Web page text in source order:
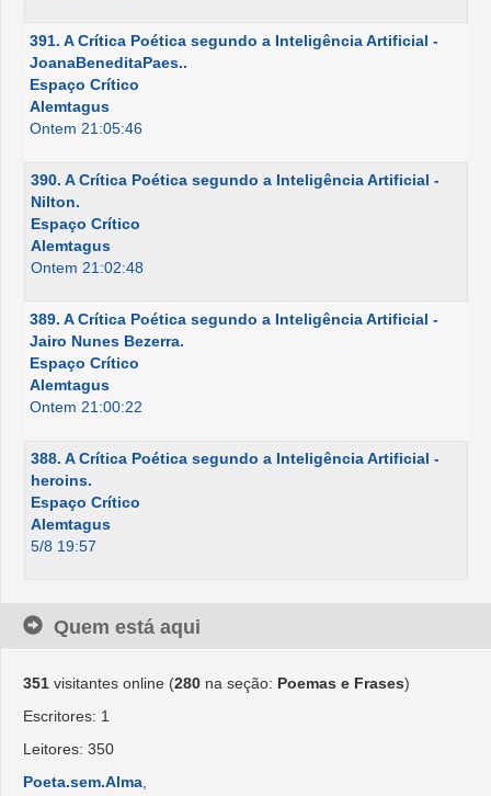
391. A Crítica Poética segundo a Inteligência Artificial -
JoanaBeneditaPaes..
Espaço Crítico
Alemtagus
Ontem 21:05:46
390. A Crítica Poética segundo a Inteligência Artificial -
Nilton.
Espaço Crítico
Alemtagus
Ontem 21:02:48
389. A Crítica Poética segundo a Inteligência Artificial -
Jairo Nunes Bezerra.
Espaço Crítico
Alemtagus
Ontem 21:00:22
388. A Crítica Poética segundo a Inteligência Artificial -
heroins.
Espaço Crítico
Alemtagus
5/8 19:57
Quem está aqui
351 visitantes online (280 na seção: Poemas e Frases)
Escritores: 1
Leitores: 350
Poeta.sem.Alma,